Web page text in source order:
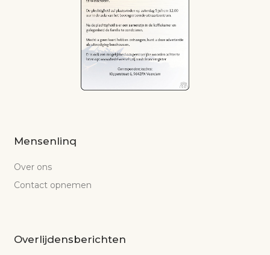
Mensenlinq
Over ons
Contact opnemen
Overlijdensberichten